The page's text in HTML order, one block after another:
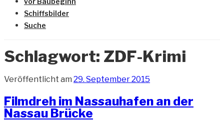
Schiffsbilder
Suche
Schlagwort: ZDF-Krimi
Veröffentlicht am 29. September 2015
Filmdreh im Nassauhafen an der
Nassau Brücke